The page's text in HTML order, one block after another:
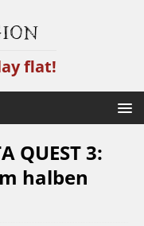
flat!
QUEST 3:
halben